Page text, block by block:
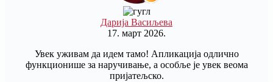
Дарија Васиљева
17. март 2026.
Увек уживам да идем тамо! Апликација одлично
функционише за наручивање, а особље је увек веома
пријатељско.